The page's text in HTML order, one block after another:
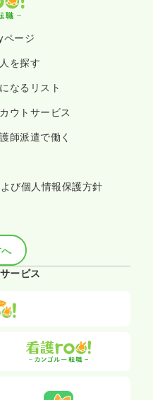
ページ
を探す
なるリスト
ウトサービス
師派遣で働く
び個人情報保護方針
ービス